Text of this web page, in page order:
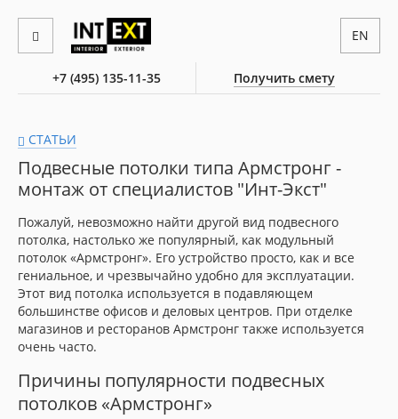
+7 (495) 135-11-35 Получить смету
EN
СТАТЬИ
Подвесные потолки типа Армстронг -
монтаж от специалистов "Инт-Экст"
Пожалуй, невозможно найти другой вид подвесного
потолка, настолько же популярный, как модульный
потолок «Армстронг». Его устройство просто, как и все
гениальное, и чрезвычайно удобно для эксплуатации.
Этот вид потолка используется в подавляющем
большинстве офисов и деловых центров. При отделке
магазинов и ресторанов Армстронг также используется
очень часто.
Причины популярности подвесных
потолков «Армстронг»